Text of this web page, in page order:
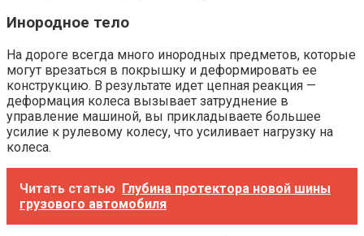
Инородное тело
На дороге всегда много инородных предметов, которые
могут врезаться в покрышку и деформировать ее
конструкцию. В результате идет цепная реакция —
деформация колеса вызывает затруднение в
управление машиной, вы прикладываете большее
усилие к рулевому колесу, что усиливает нагрузку на
колеса.
Читать статью Глубина протектора новой шины
грузового автомобиля